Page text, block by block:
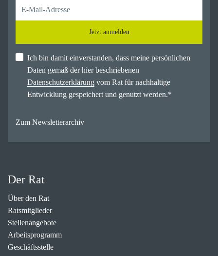
Jetzt anmelden
Ich bin damit einverstanden, dass meine persönlichen
Daten gemäß der hier beschriebenen
Datenschutzerklärung vom Rat für nachhaltige
Entwicklung gespeichert und genutzt werden.*
Zum Newsletterarchiv
Der Rat
Über den Rat
Ratsmitglieder
Stellenangebote
Arbeitsprogramm
Geschäftsstelle